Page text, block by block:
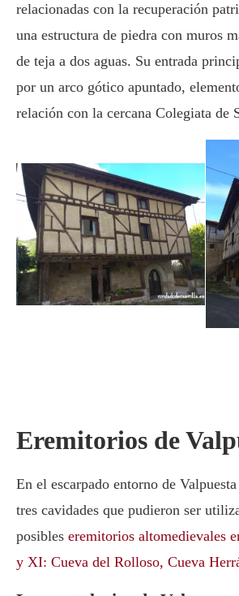
relacionadas con la recuperación
una estructura de piedra con muros
de teja a dos aguas. Su entrada
por un arco gótico apuntado,
relación con la cercana Colegiata de
Eremitorios de
En el escarpado entorno de
tres cavidades que pudieron ser
posibles eremitorios altomedievales
y XI: Cueva del Rolloso, Cueva